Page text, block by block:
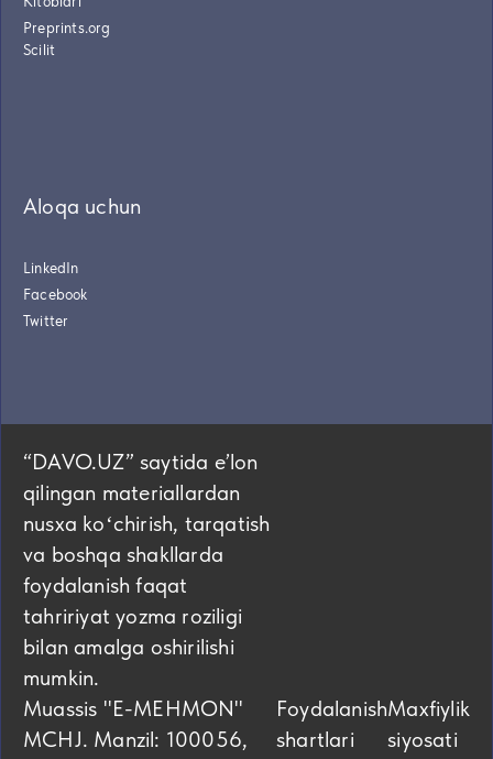
Preprints.org
Scilit
Aloqa uchun
LinkedIn
Facebook
Twitter
“DAVO.UZ” saytida eʼlon
qilingan materiallardan
nusxa koʻchirish, tarqatish
va boshqa shakllarda
foydalanish faqat
tahririyat yozma roziligi
bilan amalga oshirilishi
mumkin.
Muassis "E-MEHMON"
MCHJ. Manzil: 100056,
Foydalanish
shartlari
Maxfiylik
siyosati